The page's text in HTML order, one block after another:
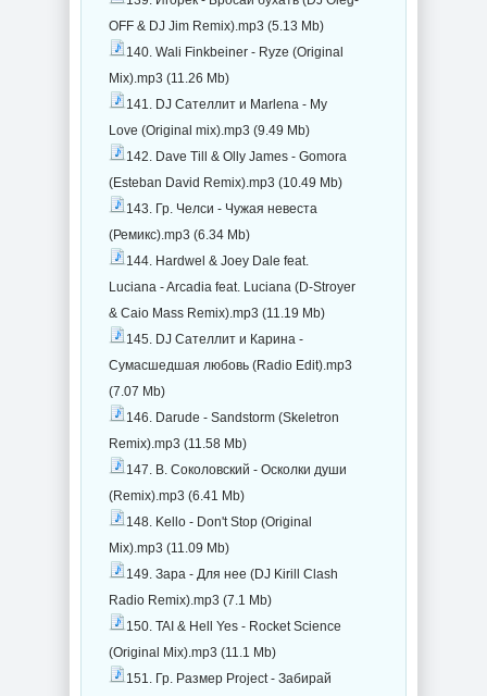
OFF & DJ Jim Remix).mp3 (5.13 Mb)
140. Wali Finkbeiner - Ryze (Original
Mix).mp3 (11.26 Mb)
141. DJ Сателлит и Marlena - My
Love (Original mix).mp3 (9.49 Mb)
142. Dave Till & Olly James - Gomora
(Esteban David Remix).mp3 (10.49 Mb)
143. Гр. Челси - Чужая невеста
(Ремикс).mp3 (6.34 Mb)
144. Hardwel & Joey Dale feat.
Luciana - Arcadia feat. Luciana (D-Stroyer
& Caio Mass Remix).mp3 (11.19 Mb)
145. DJ Сателлит и Карина -
Сумасшедшая любовь (Radio Edit).mp3
(7.07 Mb)
146. Darude - Sandstorm (Skeletron
Remix).mp3 (11.58 Mb)
147. В. Соколовский - Осколки души
(Remix).mp3 (6.41 Mb)
148. Kello - Don't Stop (Original
Mix).mp3 (11.09 Mb)
149. Зара - Для нее (DJ Kirill Clash
Radio Remix).mp3 (7.1 Mb)
150. TAI & Hell Yes - Rocket Science
(Original Mix).mp3 (11.1 Mb)
151. Гр. Размер Project - Забирай